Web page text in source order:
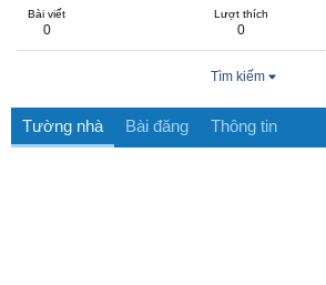
Bài viết
0
Lượt thích
0
Tìm kiếm
Tường nhà Bài đăng Thông tin